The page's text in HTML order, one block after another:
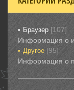
Браузер [107]
Информация о
Другое [95]
Информация о